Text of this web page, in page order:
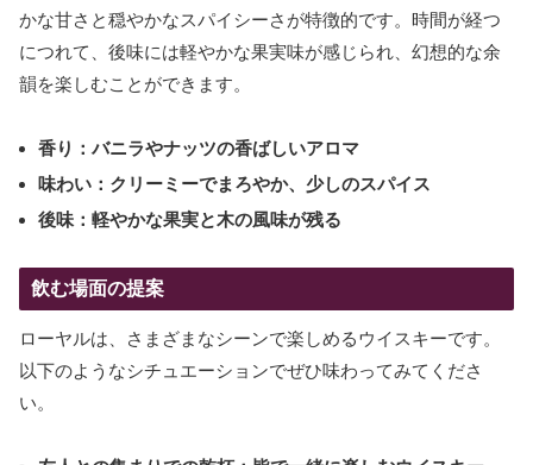
かな甘さと穏やかなスパイシーさが特徴的です。時間が経つ
につれて、後味には軽やかな果実味が感じられ、幻想的な余
韻を楽しむことができます。
香り：バニラやナッツの香ばしいアロマ
味わい：クリーミーでまろやか、少しのスパイス
後味：軽やかな果実と木の風味が残る
飲む場面の提案
ローヤルは、さまざまなシーンで楽しめるウイスキーです。
以下のようなシチュエーションでぜひ味わってみてくださ
い。